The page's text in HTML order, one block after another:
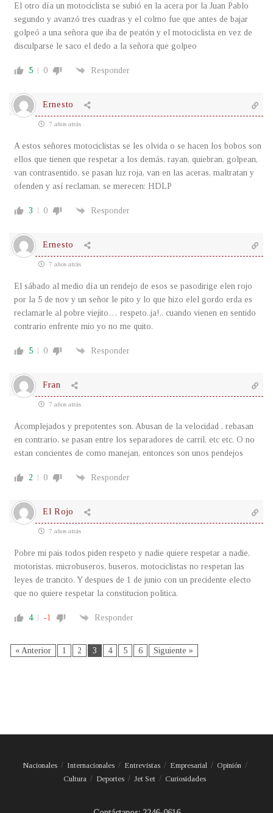
El otro día un motociclista se subió en la acera por la Juan Pablo
segundo y avanzó tres cuadras y el colmo fue que antes de bajar
golpeó a una señora que iba de peatón y el motociclista en vez de
disculparse le saco el dedo a la señora que golpeo
5 0 Responder
Ernesto
7 años atrás
A estos señores motociclistas se les olvida o se hacen los bobos son
ellos que tienen que respetar a los demás, rayan, quiebran, golpean,
van contrasentido, se pasan luz roja, van en las aceras, maltratan y
ofenden y así reclaman, se merecen: HDLP
3 0 Responder
Ernesto
7 años atrás
El sábado al medio día un rendejo de esos se pasodirige elen rojo
por la 5 de nov y un señor le pito y lo que hizo elel gordo erda es
reclamarle al pobre viejito… respeto..ja!.. cuando vienen en sentido
contrario enfrente mio yo no me quito.
5 0 Responder
Fran
7 años atrás
Acomplejados y prepotentes son. Abusan de la velocidad , rebasan
en contrario, se pasan entre los separadores de carril, etc etc. O no
estan concientes de como manejan, entonces son unos pendejos
2 0 Responder
El Rojo
7 años atrás
Pobre mi pais todos piden respeto y nadie quiere respetar a nadie,
motoristas, microbuseros, buseros, motociclistas no respetan las
leyes de trancito. Y despues de 1 de junio con un precidente electo
que no quiere respetar la constitucion politica.
4 -1 Responder
« Anterior 1 2 3 4 5 6 Siguiente »
Nacionales Internacionales Entrevistas Empresarial
Opinión
Cultura
Deportes Jet Set Curiosidades